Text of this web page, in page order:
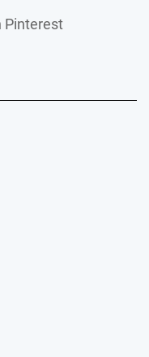
Pinterest